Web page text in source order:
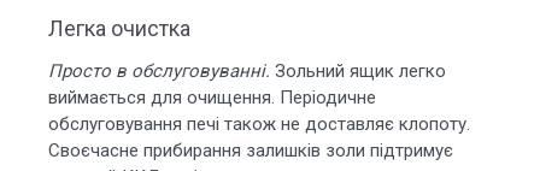
Легка очистка
Просто в обслуговуванні. Зольний ящик легко
виймається для очищення. Періодичне
обслуговування печі також не доставляє клопоту.
Своєчасне прибирання залишків золи підтримує